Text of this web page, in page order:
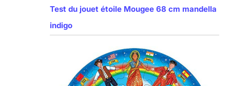
Test du jouet étoile Mougee 68 cm mandella
indigo